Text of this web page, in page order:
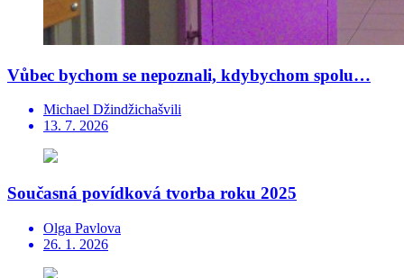
Vůbec bychom se nepoznali, kdybychom spolu…
Michael Džindžichašvili
13. 7. 2026
Současná povídková tvorba roku 2025
Olga Pavlova
26. 1. 2026